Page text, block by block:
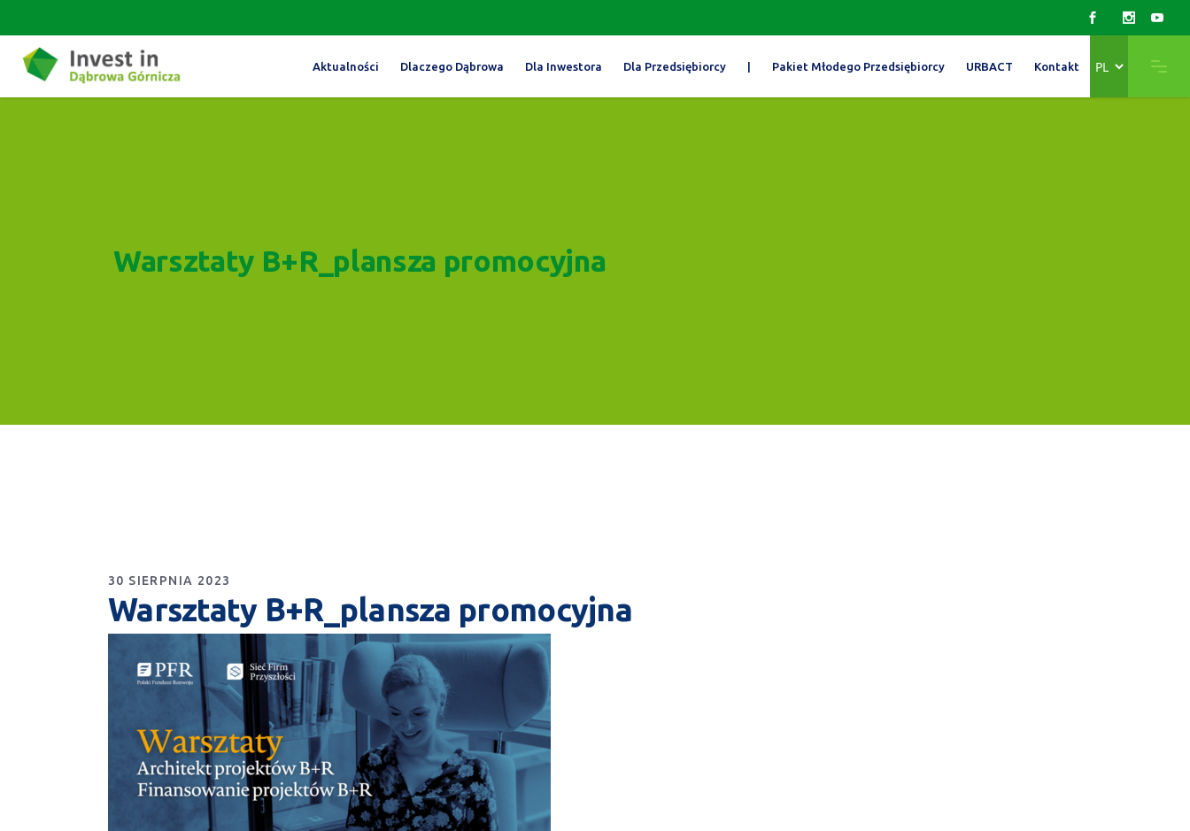
Aktualności Dlaczego Dąbrowa Dla Inwestora Dla Przedsiębiorcy | Pakiet Młodego Przedsiębiorcy URBACT Kontakt
język
Warsztaty B+R_plansza promocyjna
30 SIERPNIA 2023
Warsztaty B+R_plansza promocyjna